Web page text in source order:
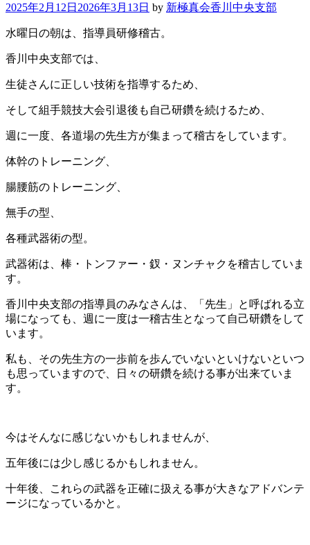
2025年2月12日 2026年3月13日 by 新極真会香川中央支部
水曜日の朝は、指導員研修稽古。
香川中央支部では、
生徒さんに正しい技術を指導するため、
そして組手競技大会引退後も自己研鑽を続けるため、
週に一度、各道場の先生方が集まって稽古をしています。
体幹のトレーニング、
腸腰筋のトレーニング、
無手の型、
各種武器術の型。
武器術は、棒・トンファー・釵・ヌンチャクを稽古していま
す。
香川中央支部の指導員のみなさんは、「先生」と呼ばれる立
場になっても、週に一度は一稽古生となって自己研鑽をして
います。
私も、その先生方の一歩前を歩んでいないといけないといつ
も思っていますので、日々の研鑽を続ける事が出来ていま
す。
今はそんなに感じないかもしれませんが、
五年後には少し感じるかもしれません。
十年後、これらの武器を正確に扱える事が大きなアドバンテ
ージになっているかと。